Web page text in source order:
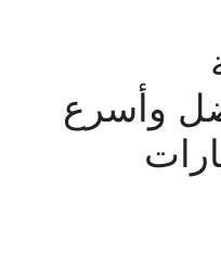
أفضل وأسرع